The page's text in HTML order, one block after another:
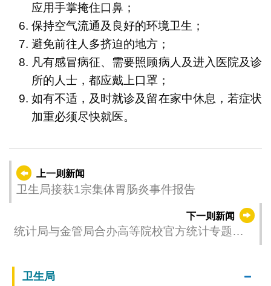
应用手掌掩住口鼻；
保持空气流通及良好的环境卫生；
避免前往人多挤迫的地方；
凡有感冒病征、需要照顾病人及进入医院及诊
所的人士，都应戴上口罩；
如有不适，及时就诊及留在家中休息，若症状
加重必须尽快就医。
上一则新闻
卫生局接获1宗集体胃肠炎事件报告
下一则新闻
统计局与金管局合办高等院校官方统计专题讲
卫生局